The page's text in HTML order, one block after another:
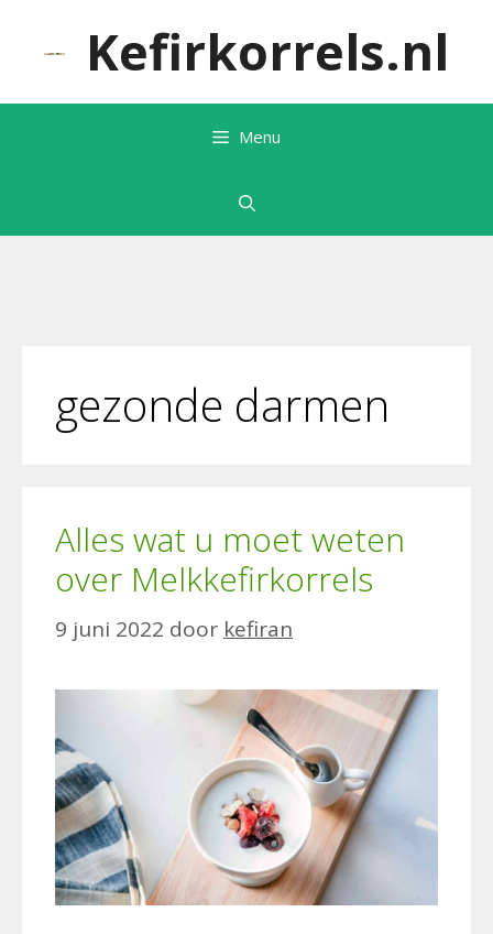
inhoud
Kefirkorrels.nl
Menu
gezonde darmen
Alles wat u moet weten
over Melkkefirkorrels
9 juni 2022 door kefiran